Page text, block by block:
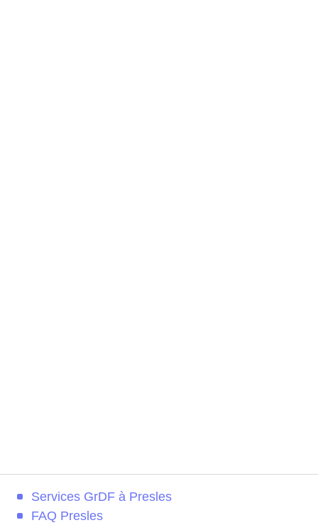
Services GrDF à Presles
FAQ Presles